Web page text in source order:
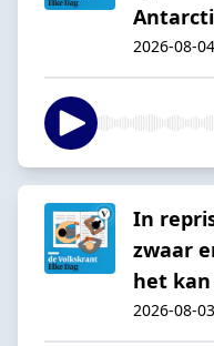
2026-08-04
In
zwaar
het
2026-08-03